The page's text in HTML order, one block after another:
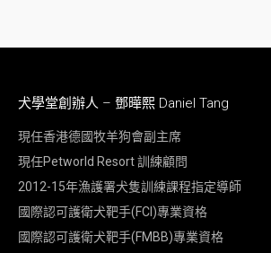
犬學堂創辦人 – 鄧曄熙 Daniel Tang
現任香港德國牧羊狗會副主席
現任Petworld Resort 訓練顧問
2012-15年漁護署犬隻訓練課程指定導師
國際認可護衛犬靶手(FCI)專業資格
國際認可護衛犬靶手(FMBB)專業資格